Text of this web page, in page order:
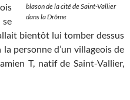
blason de la cité de Saint-Vallier
dans la Drôme
bientôt lui tomber dessus
personne d’un villageois de
T, natif de Saint-Vallier,